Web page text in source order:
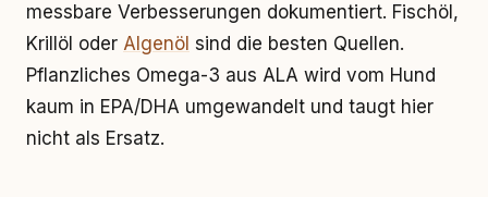
messbare Verbesserungen dokumentiert. Fischöl,
Krillöl oder Algenöl sind die besten Quellen.
Pflanzliches Omega-3 aus ALA wird vom Hund
kaum in EPA/DHA umgewandelt und taugt hier
nicht als Ersatz.